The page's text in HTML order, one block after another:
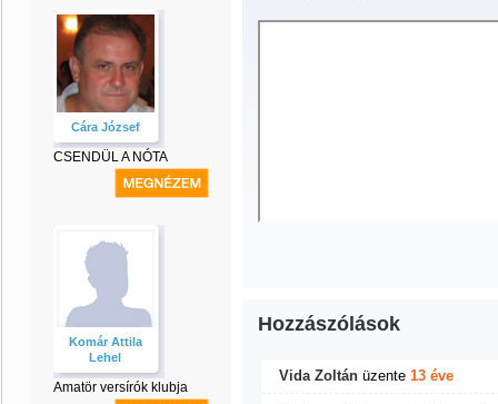
Cára József
CSENDÜL A NÓTA
Komár Attila
Lehel
Amatör versírók klubja
Hozzászólások
Vida Zoltán üzente 13 éve